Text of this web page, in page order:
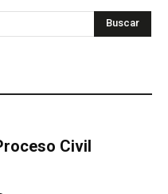
Buscar
Civil